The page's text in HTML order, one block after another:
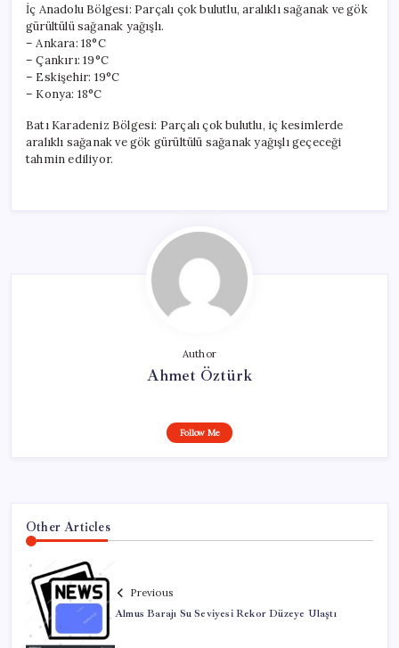
İç Anadolu Bölgesi: Parçalı çok bulutlu, aralıklı sağanak ve gök
gürültülü sağanak yağışlı.
– Ankara: 18°C
– Çankırı: 19°C
– Eskişehir: 19°C
– Konya: 18°C
Batı Karadeniz Bölgesi: Parçalı çok bulutlu, iç kesimlerde
aralıklı sağanak ve gök gürültülü sağanak yağışlı geçeceği
tahmin ediliyor.
Author
Ahmet Öztürk
Follow Me
Other Articles
Previous
Almus Barajı Su Seviyesi Rekor Düzeye Ulaştı